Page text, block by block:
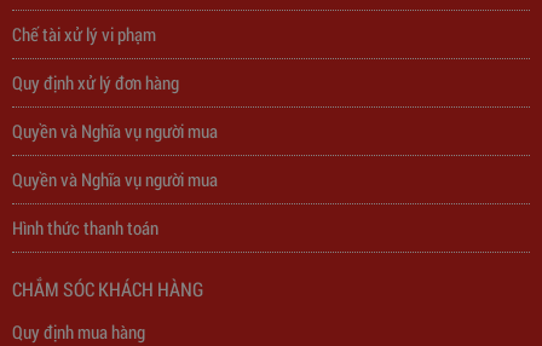
Trạm Sạc Điện Thoại 2D22N5USB
310,000 đ
Chế tài xử lý vi phạm
Quy định xử lý đơn hàng
Quyền và Nghĩa vụ người mua
Quyền và Nghĩa vụ người mua
Hình thức thanh toán
CHẮM SÓC KHÁCH HÀNG
Quy định mua hàng